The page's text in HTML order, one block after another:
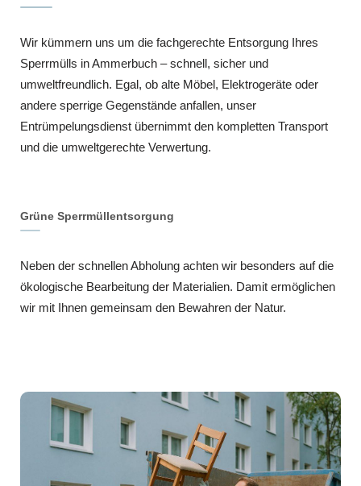
Wir kümmern uns um die fachgerechte Entsorgung Ihres
Sperrmülls in Ammerbuch – schnell, sicher und
umweltfreundlich. Egal, ob alte Möbel, Elektrogeräte oder
andere sperrige Gegenstände anfallen, unser
Entrümpelungsdienst übernimmt den kompletten Transport
und die umweltgerechte Verwertung.
Grüne Sperrmüllentsorgung
Neben der schnellen Abholung achten wir besonders auf die
ökologische Bearbeitung der Materialien. Damit ermöglichen
wir mit Ihnen gemeinsam den Bewahren der Natur.